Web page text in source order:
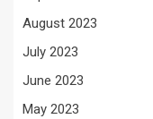
August 2023
July 2023
June 2023
May 2023